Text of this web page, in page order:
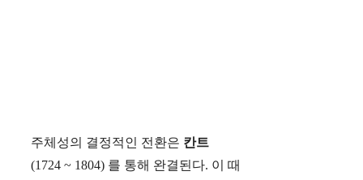
주체성의 결정적인 전환은 칸트
(1724 ~ 1804) 를 통해 완결된다. 이 때